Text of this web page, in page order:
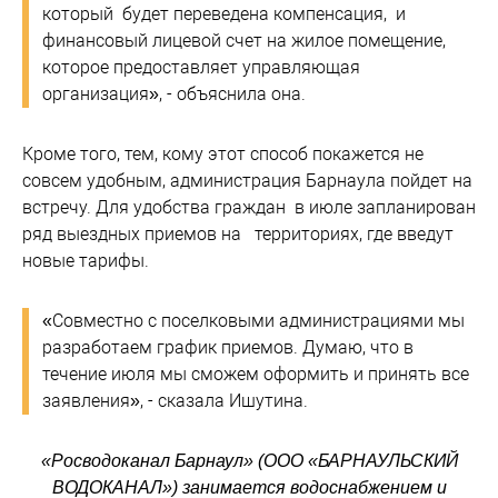
который будет переведена компенсация, и
финансовый лицевой счет на жилое помещение,
которое предоставляет управляющая
организация», - объяснила она.
Кроме того, тем, кому этот способ покажется не
совсем удобным, администрация Барнаула пойдет на
встречу. Для удобства граждан в июле запланирован
ряд выездных приемов на территориях, где введут
новые тарифы.
«Совместно с поселковыми администрациями мы
разработаем график приемов. Думаю, что в
течение июля мы сможем оформить и принять все
заявления», - сказала Ишутина.
«Росводоканал Барнаул» (ООО «БАРНАУЛЬСКИЙ
ВОДОКАНАЛ») занимается водоснабжением и